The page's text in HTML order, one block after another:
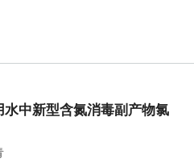
中新型含氮消毒副产物氯